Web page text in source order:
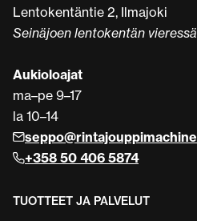
Lentokentäntie 2, Ilmajoki
Seinäjoen lentokentän vieressä
Aukioloajat
ma–pe 9–17
la 10–14
+358 50 406 5874
TUOTTEET JA PALVELUT